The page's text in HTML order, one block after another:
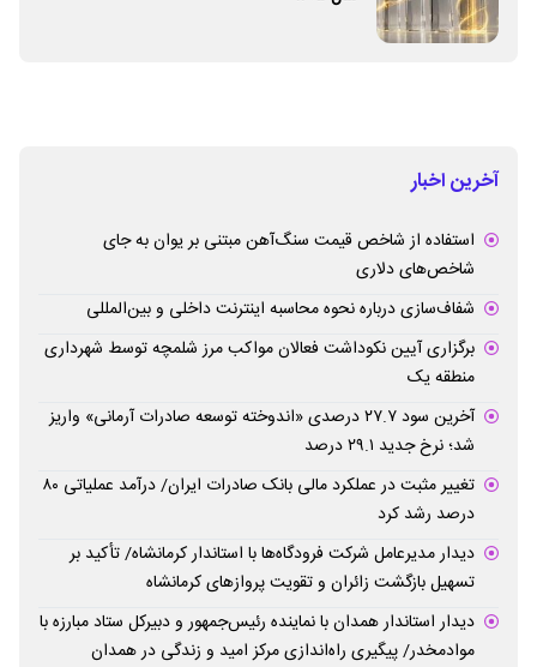
آخرین اخبار
استفاده از شاخص قیمت سنگ‌آهن مبتنی بر یوان به جای
شاخص‌های دلاری
شفاف‌سازی درباره نحوه محاسبه اینترنت داخلی و بین‌المللی
برگزاری آیین نکوداشت فعالان مواکب مرز شلمچه توسط شهرداری
منطقه یک
آخرین سود ۲۷.۷ درصدی «اندوخته توسعه صادرات آرمانی» واریز
شد؛ نرخ جدید ۲۹.۱ درصد
تغییر مثبت در عملکرد مالی بانک صادرات ایران/ درآمد عملیاتی ۸۰
درصد رشد کرد
دیدار مدیرعامل شرکت فرودگاه‌ها با استاندار کرمانشاه/ تأکید بر
تسهیل بازگشت زائران و تقویت پروازهای کرمانشاه
دیدار استاندار همدان با نماینده رئیس‌جمهور و دبیرکل ستاد مبارزه با
موادمخدر/ پیگیری راه‌اندازی مرکز امید و زندگی در همدان